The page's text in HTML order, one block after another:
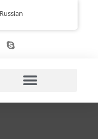
Хэнань, Китай
Russian